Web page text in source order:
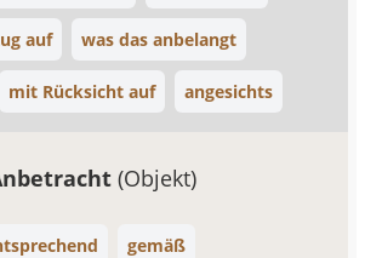
auf was das anbelangt
mit Rücksicht auf angesichts
(Objekt)
gemäß